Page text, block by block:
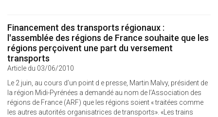
Financement des transports régionaux :
l'assemblée des régions de France souhaite que les
régions perçoivent une part du versement
transports
Article du 03/06/2010
Le 2 juin, au cours d’un point d e presse, Martin Malvy, président de
la région Midi-Pyrénées a demandé au nom de l’Association des
régions de France (ARF) que les régions soient « traitées comme
les autres autorités organisatrices de transports». «Les trains